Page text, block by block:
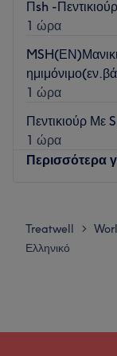
Πsh -
1 ώρα
1 ώρα
Πεντικιούρ Με
1 ώρα
Περισσότερα
Τρίτη
Τετάρτη
Treatwell >
Ελληνικό